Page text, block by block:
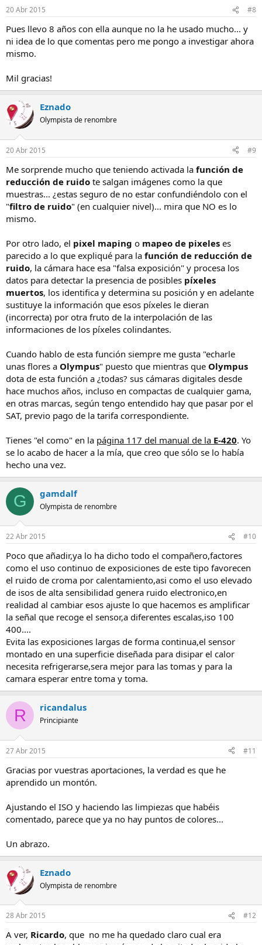
20 Abr 2015 #8
Pues llevo 8 años con ella aunque no la he usado mucho... y
ni idea de lo que comentas pero me pongo a investigar ahora
mismo.
Mil gracias!
Eznado
Olympista de renombre
20 Abr 2015 #9
Me sorprende mucho que teniendo activada la función de
reducción de ruido te salgan imágenes como la que
muestras... ¿estas seguro de no estar confundiéndolo con el
"filtro de ruido" (en cualquier nivel)... mira que NO es lo
mismo.
Por otro lado, el pixel maping o mapeo de pixeles es
parecido a lo que expliqué para la función de reducción de
ruido, la cámara hace esa "falsa exposición" y procesa los
datos para detectar la presencia de posibles píxeles
muertos, los identifica y determina su posición y en adelante
sustituye la información que esos píxeles le dieran
(incorrecta) por otra fruto de la interpolación de las
informaciones de los píxeles colindantes.
Cuando hablo de esta función siempre me gusta "echarle
unas flores a Olympus" puesto que mientras que Olympus
dota de esta función a ¿todas? sus cámaras digitales desde
hace muchos años, incluso en compactas de cualquier gama,
en otras marcas, según tengo entendido hay que pasar por el
SAT, previo pago de la tarifa correspondiente.
Tienes "el como" en la página 117 del manual de la E-420. Yo
se lo acabo de hacer a la mía, que creo que sólo se lo había
hecho una vez.
G gamdalf
Olympista de renombre
22 Abr 2015 #10
Poco que añadir,ya lo ha dicho todo el compañero,factores
como el uso continuo de exposiciones de este tipo favorecen
el ruido de croma por calentamiento,asi como el uso elevado
de isos de alta sensibilidad genera ruido electronico,en
realidad al cambiar esos ajuste lo que hacemos es amplificar
la señal que recoge el sensor,a diferentes escalas,iso 100
400....
Evita las exposiciones largas de forma continua,el sensor
montado en una superficie diseñada para disipar el calor
necesita refrigerarse,sera mejor para las tomas y para la
camara esperar entre toma y toma.
R ricandalus
Principiante
27 Abr 2015 #11
Gracias por vuestras aportaciones, la verdad es que he
aprendido un montón.
Ajustando el ISO y haciendo las limpiezas que habéis
comentado, parece que ya no hay puntos de colores...
Un abrazo.
Eznado
Olympista de renombre
28 Abr 2015 #12
A ver, Ricardo, que no me ha quedado claro cual era